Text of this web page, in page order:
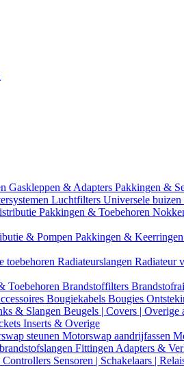
Gaskleppen & Adapters Pakkingen &
Luchtfilters Universele
Pakkingen & Toebehoren
& Pompen Pakkingen & Keerringen
toebehoren Radiateurslangen Radiateur
Toebehoren Brandstoffilters
Bougiekabels Bougies
& Slangen Beugels | Covers | Overige
Inserts & Overige
steunen Motorswap aandrijfassen
Fittingen Adapters &
Sensoren | Schakelaars |